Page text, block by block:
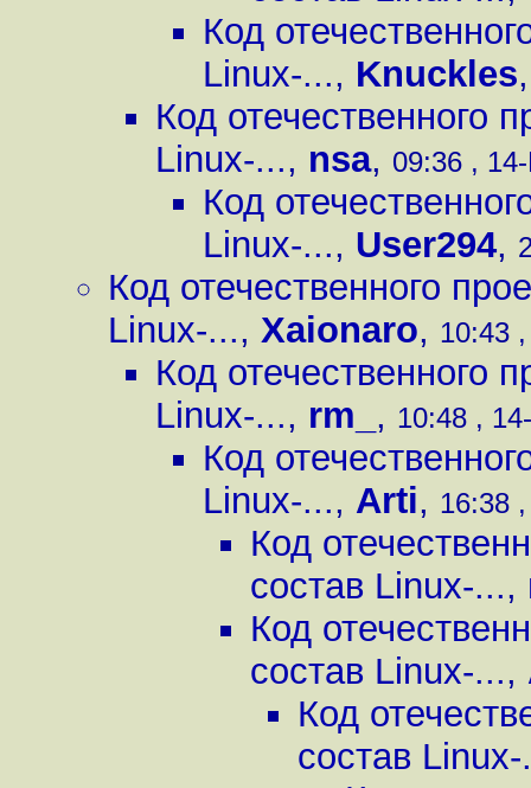
Код
Linux-..., Knuckles
Код отечественного
Linux-..., nsa, 09:36 ,
Код
Linux-..., User294,
Код отечественного
Linux-..., Xaionaro, 10:43
Код отечественного
Linux-..., rm_ , 10:48 ,
Код
Linux-..., Arti, 16:38
Код
состав Linux-...,
Код
состав Linux-...,
Код
состав